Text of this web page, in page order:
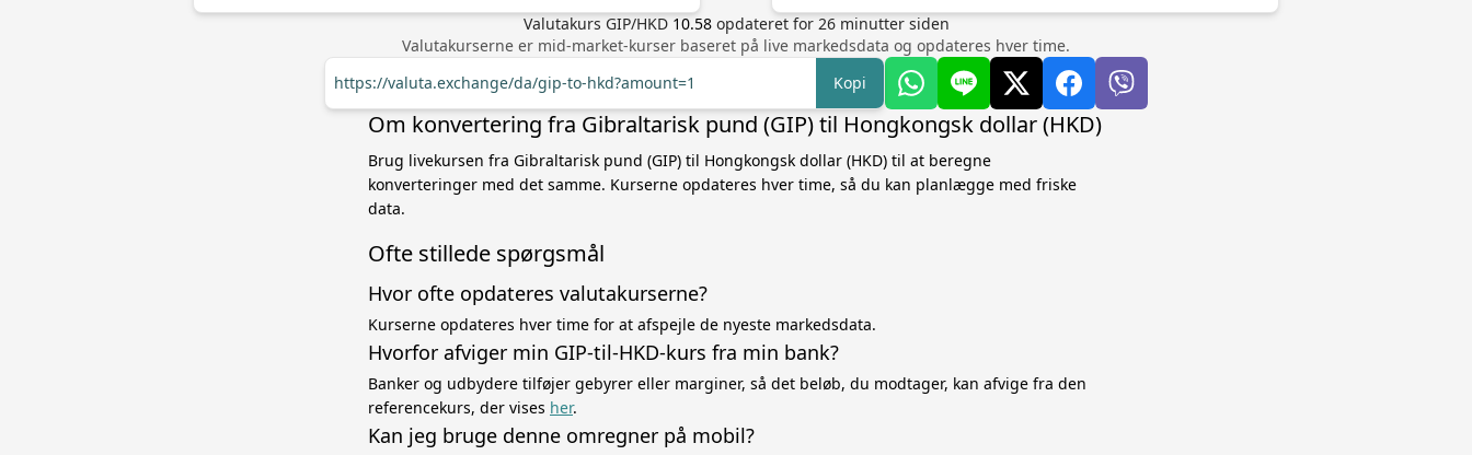
Valutakurs GIP/HKD 10.58 opdateret for 26minutter siden
Valutakurserne er mid-market-kurser baseret på live markedsdata og opdateres hver time.
https://valuta.exchange/da/gip-to-hkd?amount=1
Kopi
Om konvertering fra Gibraltarisk pund (GIP) til Hongkongsk dollar (HKD)
Brug livekursen fra Gibraltarisk pund (GIP) til Hongkongsk dollar (HKD) til at beregne
konverteringer med det samme. Kurserne opdateres hver time, så du kan planlægge med friske
data.
Ofte stillede spørgsmål
Hvor ofte opdateres valutakurserne?
Kurserne opdateres hver time for at afspejle de nyeste markedsdata.
Hvorfor afviger min GIP-til-HKD-kurs fra min bank?
Banker og udbydere tilføjer gebyrer eller marginer, så det beløb, du modtager, kan afvige fra den
referencekurs, der vises her.
Kan jeg bruge denne omregner på mobil?